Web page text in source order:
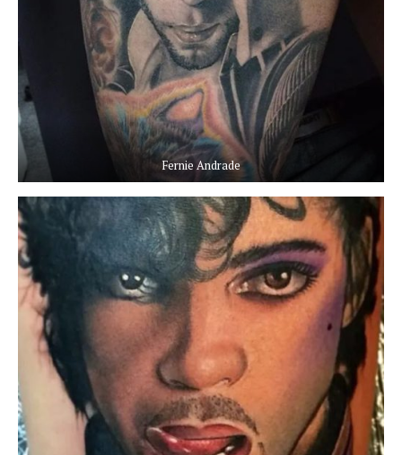
Fernie Andrade